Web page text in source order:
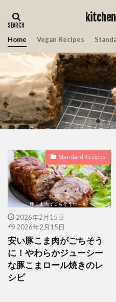
Home Vegan Recipes
Standard Recipes
2026年2月15日
2026年2月15日
安い豚こま肉がごちそう
に！やわらかジューシー
な豚こまロール焼きのレ
シピ
タグ
Amazon prime 玉ねぎ
梅レシピ
植木鉢
無農薬野菜
牡蠣フラ
暇つぶし
生姜焼き
生姜焼き レシピ 柔らかい
生姜焼き レシピ 玉ねぎ
砂糖なしチョコレート
時短レシピ
簡単レシピ
万座毛
中秋の名月
冷やしとろーりみたらし
冷凍豆腐ナゲット
団子 白玉粉なし
小麦
塩麹 使い方
塩麹 漬